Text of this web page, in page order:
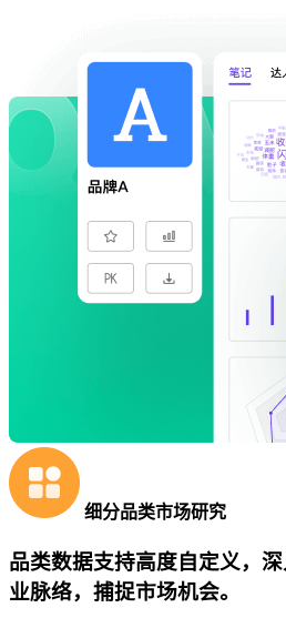
细分品类市场研究
品类数据支持高度自定义，
业脉络，捕捉市场机会。